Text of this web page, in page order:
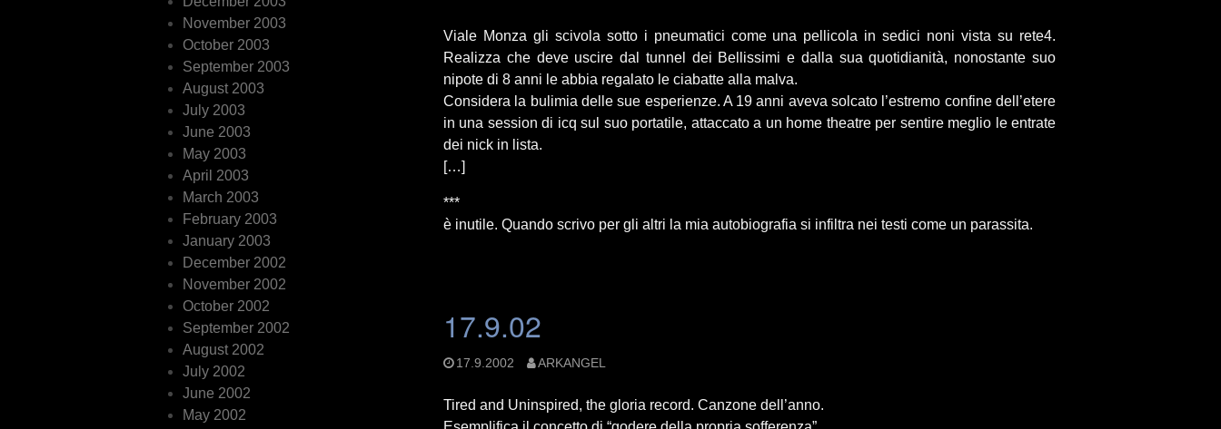
Viale Monza gli scivola sotto i pneumatici come una pellicola in sedici noni vista su rete4.
Realizza che deve uscire dal tunnel dei Bellissimi e dalla sua quotidianità, nonostante suo
nipote di 8 anni le abbia regalato le ciabatte alla malva.
Considera la bulimia delle sue esperienze. A 19 anni aveva solcato l’estremo confine dell’etere
in una session di icq sul suo portatile, attaccato a un home theatre per sentire meglio le entrate
dei nick in lista.
[…]
***
è inutile. Quando scrivo per gli altri la mia autobiografia si infiltra nei testi come un parassita.
17.9.02
17.9.2002 ARKANGEL
Tired and Uninspired, the gloria record. Canzone dell’anno.
November 2003
October 2003
September 2003
August 2003
July 2003
June 2003
May 2003
April 2003
March 2003
February 2003
January 2003
December 2002
November 2002
October 2002
September 2002
August 2002
July 2002
June 2002
May 2002